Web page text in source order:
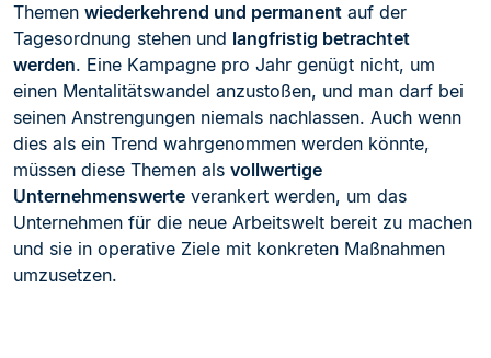
Themen wiederkehrend und permanent auf der
Tagesordnung stehen und langfristig betrachtet
werden. Eine Kampagne pro Jahr genügt nicht, um
einen Mentalitätswandel anzustoßen, und man darf bei
seinen Anstrengungen niemals nachlassen. Auch wenn
dies als ein Trend wahrgenommen werden könnte,
müssen diese Themen als vollwertige
Unternehmenswerte verankert werden, um das
Unternehmen für die neue Arbeitswelt bereit zu machen
und sie in operative Ziele mit konkreten Maßnahmen
umzusetzen.